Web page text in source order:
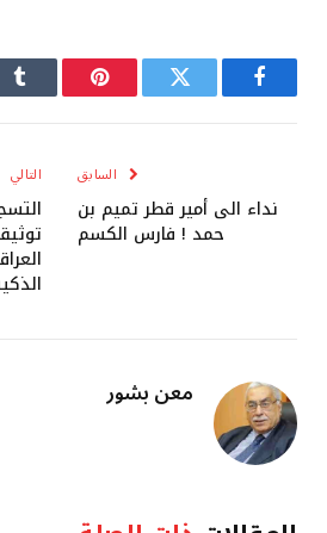
فيسبوك تويتر بينتيريست
السابق
نداء الى أمير قطر تميم بن
حمد ! فارس الكسم
التالي
معن بشور